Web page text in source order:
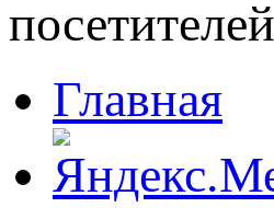
Главная